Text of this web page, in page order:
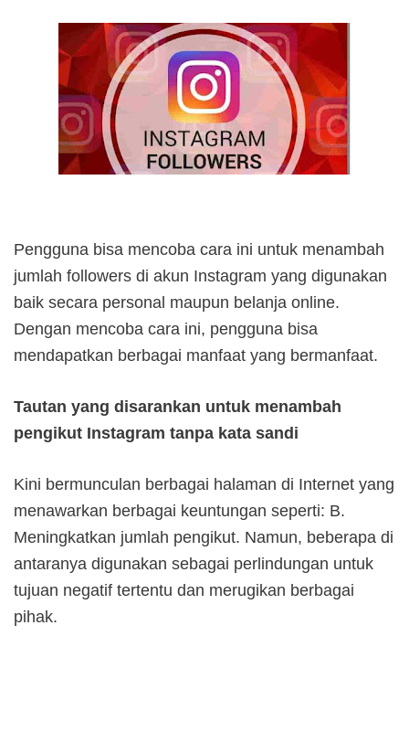
Pengguna bisa mencoba cara ini untuk menambah
jumlah followers di akun Instagram yang digunakan
baik secara personal maupun belanja online.
Dengan mencoba cara ini, pengguna bisa
mendapatkan berbagai manfaat yang bermanfaat.
Tautan yang disarankan untuk menambah
pengikut Instagram tanpa kata sandi
Kini bermunculan berbagai halaman di Internet yang
menawarkan berbagai keuntungan seperti: B.
Meningkatkan jumlah pengikut. Namun, beberapa di
antaranya digunakan sebagai perlindungan untuk
tujuan negatif tertentu dan merugikan berbagai
pihak.